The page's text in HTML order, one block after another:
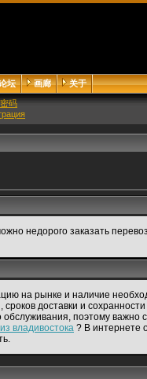
坛 画廊 关于
码
недорого заказать
на рынке и наличие
доставки и
поэтому важно
владивостока ? В интернете